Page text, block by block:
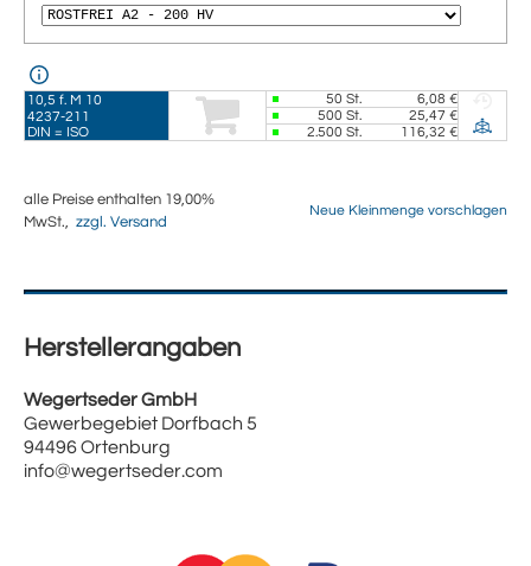
10,5 f. M 10
4237-211
DIN = ISO
50 St.
6,08 €
500 St.
25,47 €
2.500 St. 116,32 €
alle Preise enthalten 19,00%
MwSt., zzgl. Versand
Neue Kleinmenge vorschlagen
Herstellerangaben
Wegertseder GmbH
Gewerbegebiet Dorfbach 5
94496 Ortenburg
info@wegertseder.com